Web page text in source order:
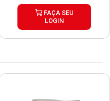
FAÇA SEU
LOGIN